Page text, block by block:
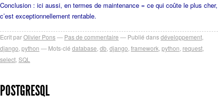
Conclusion : ici aussi, en termes de maintenance = ce qui coûte le plus cher,
c’est exceptionnellement rentable.
Ecrit parOlivier Pons Pas de commentaire Publié dansdéveloppement
django python Mots-clé database db django framework python request
select SQL
POSTGRESQL